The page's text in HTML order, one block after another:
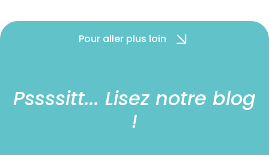
Pour aller plus loin
Pssssitt... Lisez notre blog
!